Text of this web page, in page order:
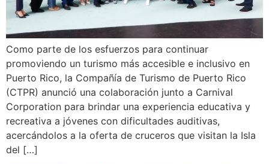
Como parte de los esfuerzos para continuar
promoviendo un turismo más accesible e inclusivo en
Puerto Rico, la Compañía de Turismo de Puerto Rico
(CTPR) anunció una colaboración junto a Carnival
Corporation para brindar una experiencia educativa y
recreativa a jóvenes con dificultades auditivas,
acercándolos a la oferta de cruceros que visitan la Isla
del […]